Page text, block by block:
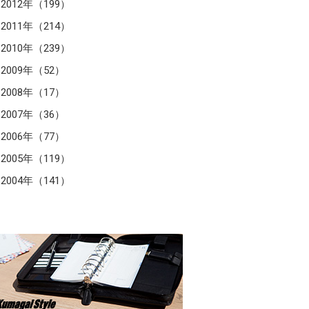
2012年（199）
2011年（214）
2010年（239）
2009年（52）
2008年（17）
2007年（36）
2006年（77）
2005年（119）
2004年（141）